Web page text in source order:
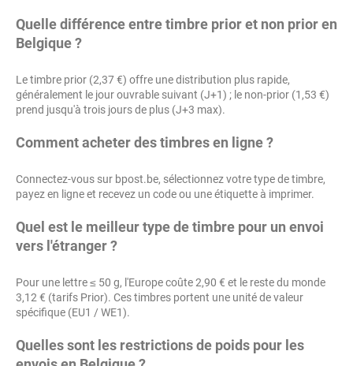
Quelle différence entre timbre prior et non prior en
Belgique ?
Le timbre prior (2,37 €) offre une distribution plus rapide,
généralement le jour ouvrable suivant (J+1) ; le non-prior (1,53 €)
prend jusqu'à trois jours de plus (J+3 max).
Comment acheter des timbres en ligne ?
Connectez-vous sur bpost.be, sélectionnez votre type de timbre,
payez en ligne et recevez un code ou une étiquette à imprimer.
Quel est le meilleur type de timbre pour un envoi
vers l'étranger ?
Pour une lettre ≤ 50 g, l'Europe coûte 2,90 € et le reste du monde
3,12 € (tarifs Prior). Ces timbres portent une unité de valeur
spécifique (EU1 / WE1).
Quelles sont les restrictions de poids pour les